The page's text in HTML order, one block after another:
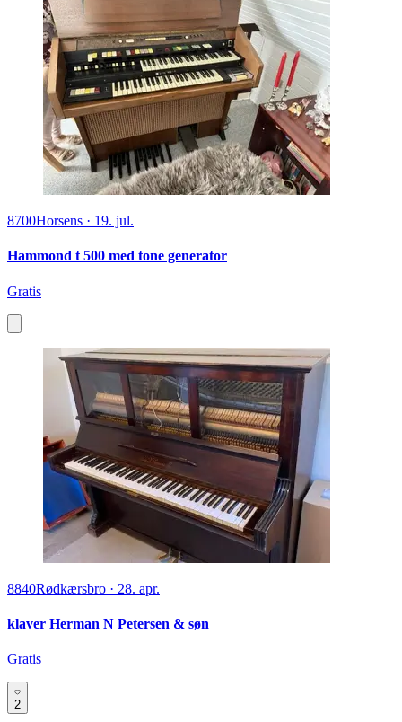
8700Horsens · 19. jul.
Hammond t 500 med tone generator
Gratis
8840Rødkærsbro · 28. apr.
klaver Herman N Petersen & søn
Gratis
2